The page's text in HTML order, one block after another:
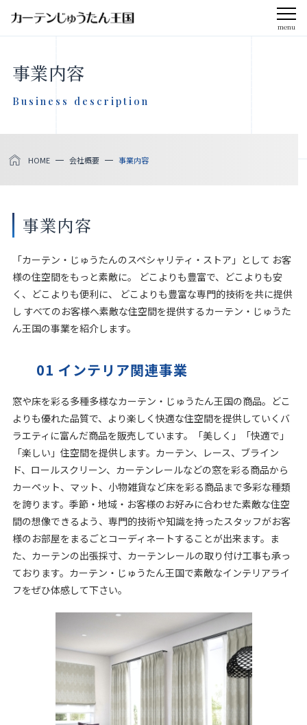
menu
会社案内
お知らせ
製品をさがす
店舗をさがす
私たちのこだわり
お客様の声
お役立ち情報
お問い合わせ
お気に入りリスト
お見積り来店予約はこちら
法人のお客様へ
事業内容
Business description
HOME 会社概要 事業内容
事業内容
「カーテン・じゅうたんのスペシャリティ・ストア」として お客
様の住空間をもっと素敵に。 どこよりも豊富で、どこよりも安
く、どこよりも便利に、 どこよりも豊富な専門的技術を共に提供
し すべてのお客様へ素敵な住空間を提供するカーテン・じゅうた
ん王国の事業を紹介します。
01 インテリア関連事業
窓や床を彩る多種多様なカーテン・じゅうたん王国の商品。どこ
よりも優れた品質で、より楽しく快適な住空間を提供していくバ
ラエティに富んだ商品を販売しています。「美しく」「快適で」
「楽しい」住空間を提供します。カーテン、レース、ブライン
ド、ロールスクリーン、カーテンレールなどの窓を彩る商品から
カーペット、マット、小物雑貨など床を彩る商品まで多彩な種類
を誇ります。季節・地域・お客様のお好みに合わせた素敵な住空
間の想像できるよう、専門的技術や知識を持ったスタッフがお客
様のお部屋をまるごとコーディネートすることが出来ます。ま
た、カーテンの出張採寸、カーテンレールの取り付け工事も承っ
ております。カーテン・じゅうたん王国で素敵なインテリアライ
フをぜひ体感して下さい。